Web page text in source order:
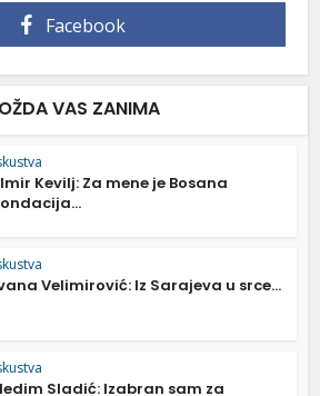
Facebook
VAS ZANIMA
Kevilj: Za mene je Bosana
Velimirović: Iz Sarajeva u srce...
Sladić: Izabran sam za